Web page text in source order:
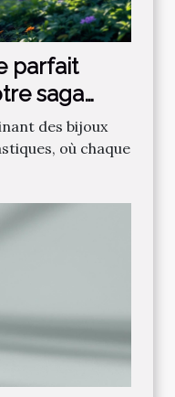
parfait
saga
? des bijoux
où chaque